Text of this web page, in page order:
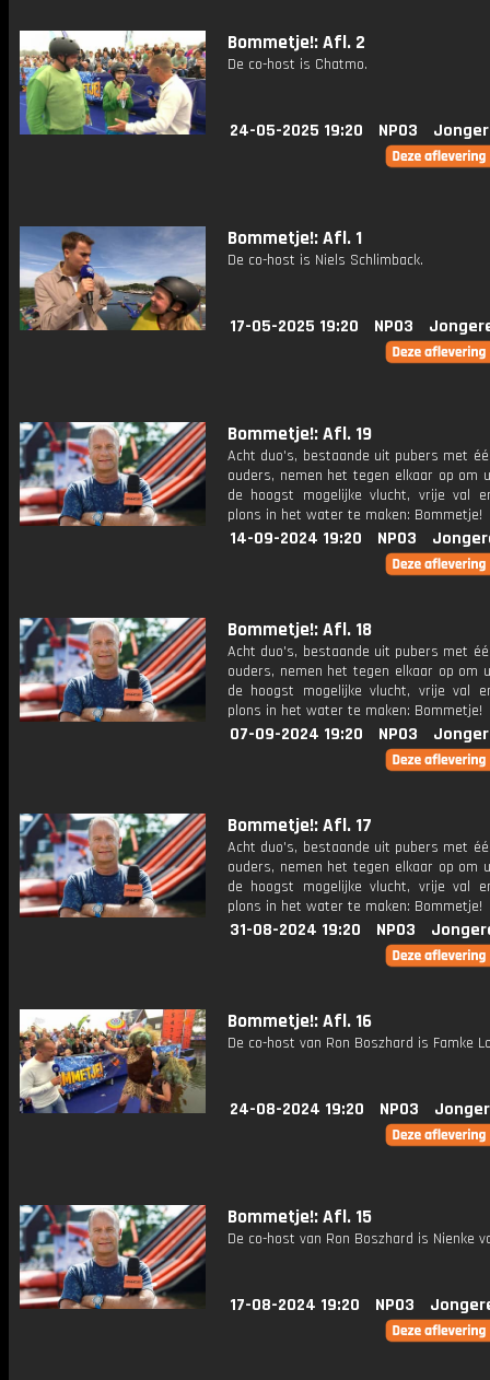
Bommetje!: Afl. 2
De co-host is Chatmo.
24-05-2025 19:20 NPO3
Bommetje!: Afl. 1
De co-host is Niels Schlimback.
17-05-2025 19:20 NPO3
Bommetje!: Afl. 19
Acht duo's, bestaande uit pubers met
ouders, nemen het tegen elkaar op om
de hoogst mogelijke vlucht, vrije val
plons in het water te maken: Bommetje!
14-09-2024 19:20 NPO3
Bommetje!: Afl. 18
Acht duo's, bestaande uit pubers met
ouders, nemen het tegen elkaar op om
de hoogst mogelijke vlucht, vrije val
plons in het water te maken: Bommetje!
07-09-2024 19:20 NPO3
Bommetje!: Afl. 17
Acht duo's, bestaande uit pubers met
ouders, nemen het tegen elkaar op om
de hoogst mogelijke vlucht, vrije val
plons in het water te maken: Bommetje!
31-08-2024 19:20 NPO3
Bommetje!: Afl. 16
De co-host van Ron Boszhard is Famke
24-08-2024 19:20 NPO3
Bommetje!: Afl. 15
De co-host van Ron Boszhard is Nienke
17-08-2024 19:20 NPO3